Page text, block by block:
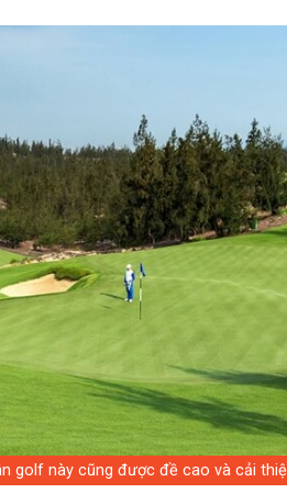
golf này cũng được đề cao và cải